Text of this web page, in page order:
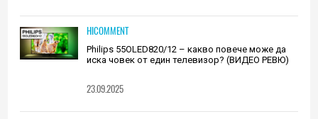
HICOMMENT
Philips 55OLED820/12 – какво повече може да
иска човек от един телевизор? (ВИДЕО РЕВЮ)
23.09.2025